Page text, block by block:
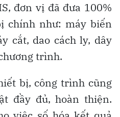
đơn vị đã đưa 100%
chính như: máy biến
cắt, dao cách ly, dây
trình.
bị, công trình cũng
đầy đủ, hoàn thiện.